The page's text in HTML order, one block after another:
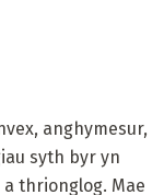
anghymesur,
syth byr yn
thrionglog. Mae